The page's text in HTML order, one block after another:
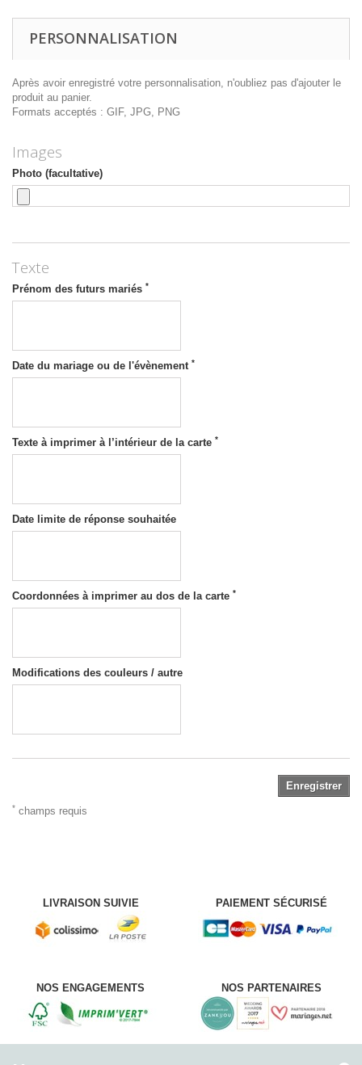
PERSONNALISATION
Après avoir enregistré votre personnalisation, n'oubliez pas d'ajouter le
produit au panier.
Formats acceptés : GIF, JPG, PNG
Images
Photo (facultative)
Texte
Prénom des futurs mariés *
Date du mariage ou de l'évènement *
Texte à imprimer à l’intérieur de la carte *
Date limite de réponse souhaitée
Coordonnées à imprimer au dos de la carte *
Modifications des couleurs / autre
Enregistrer
* champs requis
LIVRAISON SUIVIE PAIEMENT SÉCURISÉ
NOS ENGAGEMENTS NOS PARTENAIRES